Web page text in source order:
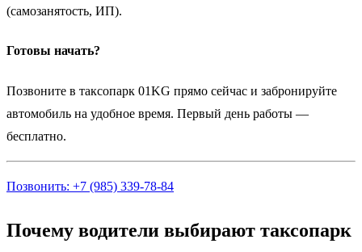
(самозанятость, ИП).
Готовы начать?
Позвоните в таксопарк 01KG прямо сейчас и забронируйте
автомобиль на удобное время. Первый день работы —
бесплатно.
Позвонить: +7 (985) 339-78-84
Почему водители выбирают таксопарк